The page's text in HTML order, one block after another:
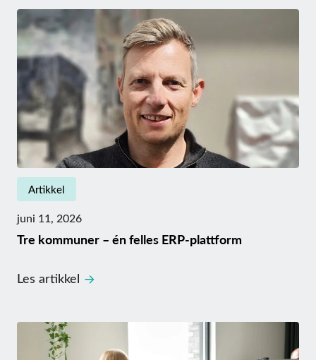
Artikkel
juni 11, 2026
Tre kommuner – én felles ERP-plattform
Les artikkel